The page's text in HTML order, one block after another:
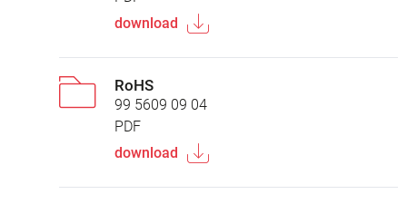
download
RoHS
99 5609 09 04
PDF
download